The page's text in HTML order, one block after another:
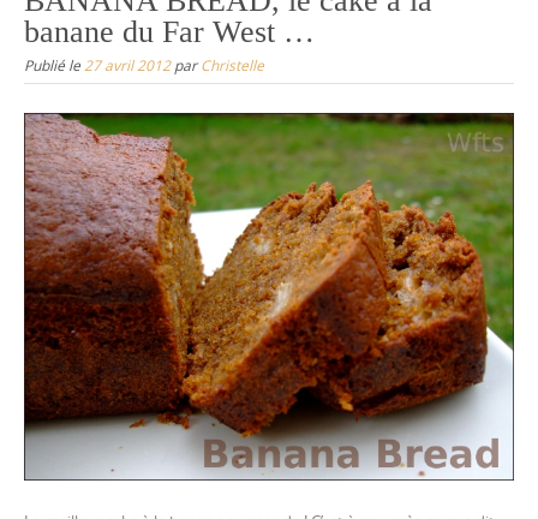
banane du Far West …
Publié le 27 avril 2012parChristelle